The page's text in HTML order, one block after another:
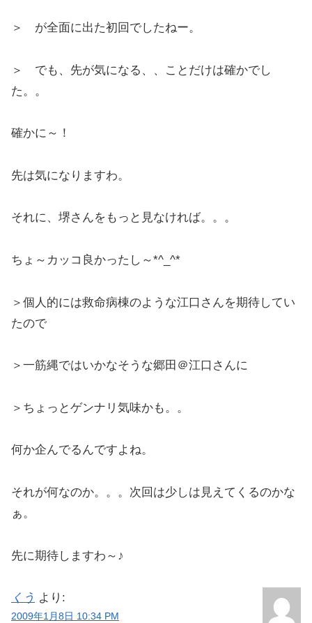
＞ が全面に出た初回でしたねー。
＞ でも、先が気になる、、ことだけは確かでし
た。。
確かに～！
先は気になりますわ。
それに、堺さんをもっと見なければ。。。
ちょ～カッコ良かったし～*^_^*
＞個人的には救命病棟のような江口さんを期待してい
たので
＞一筋縄ではいかなそうな郷田＠江口さんに
＞ちょっとゲンナリ気味かも。。
何か企んでるんですよね。
それが何なのか。。。次回は少しは見えてくるのかな
ぁ。
先に期待しますわ～♪
くう より:
2009年1月8日 10:34 PM